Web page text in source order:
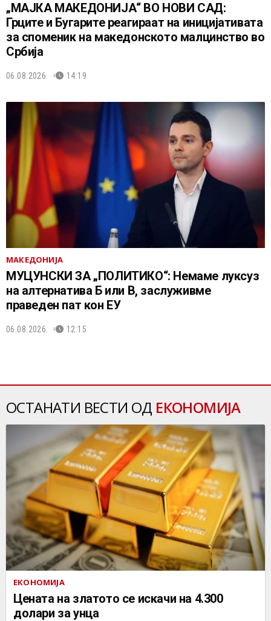
„МАЈКА МАКЕДОНИЈА“ ВО НОВИ САД:
Грците и Бугарите реагираат на иницијативата
за споменик на македонското малцинство во
Србија
06.08.2026. 14:19
МАКЕДОНИЈА
МУЦУНСКИ ЗА „ПОЛИТИКО“: Немаме луксуз
на алтернатива Б или В, заслуживме
праведен пат кон ЕУ
06.08.2026. 12:15
ОСТАНАТИ ВЕСТИ ОД ЕКОНОМИЈА
ЕКОНОМИЈА
Цената на златото се искачи на 4.300
долари за унца